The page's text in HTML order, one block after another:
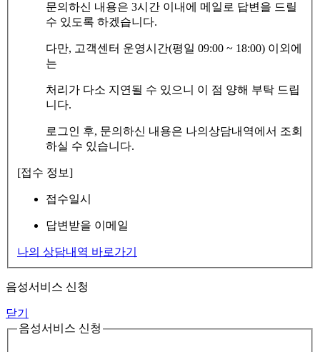
문의하신 내용은 3시간 이내에 메일로 답변을 드릴
수 있도록 하겠습니다.
다만, 고객센터 운영시간(평일 09:00 ~ 18:00) 이외에
는
처리가 다소 지연될 수 있으니 이 점 양해 부탁 드립
니다.
로그인 후, 문의하신 내용은 나의상담내역에서 조회
하실 수 있습니다.
[접수 정보]
접수일시
답변받을 이메일
나의 상담내역 바로가기
음성서비스 신청
닫기
음성서비스 신청